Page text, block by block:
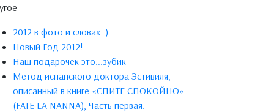
2012 в фото и словах=)
Новый Год 2012!
Наш подарочек это...зубик
Метод испанского доктора Эстивиля,
описанный в книге «СПИТЕ СПОКОЙНО»
(FATE LA NANNA), Часть первая.